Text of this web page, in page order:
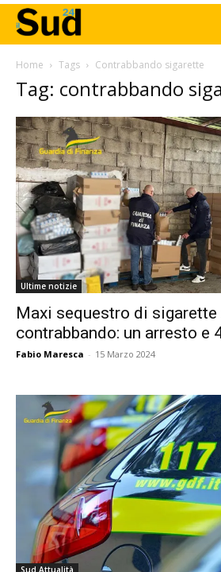
Home Tags Contrabbando sigarette
Tag: contrabbando
Ultime notizie
Maxi sequestro di sigarette
contrabbando: un arresto e
Fabio Maresca - 15 Marzo 2024